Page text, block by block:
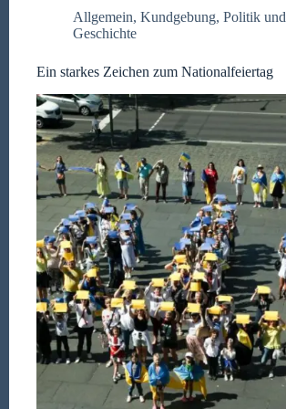
Allgemein, Kundgebung, Politik und
Geschichte
Ein starkes Zeichen zum Nationalfeiertag